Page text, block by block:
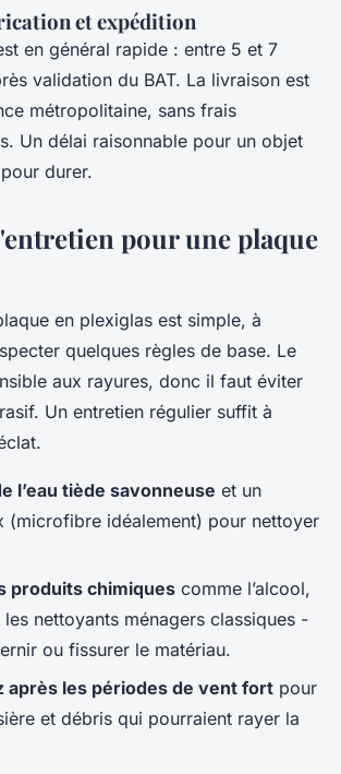
et expédition
en général rapide : entre 5 et 7
validation du BAT. La livraison est
métropolitaine, sans frais
Un délai raisonnable pour un objet
durer.
pour une plaque
en plexiglas est simple, à
quelques règles de base. Le
aux rayures, donc il faut éviter
Un entretien régulier suffit à
l’eau tiède savonneuse et un
(microfibre idéalement) pour nettoyer
produits chimiques comme l’alcool,
les nettoyants ménagers classiques -
ou fissurer le matériau.
après les périodes de vent fort pour
et débris qui pourraient rayer la